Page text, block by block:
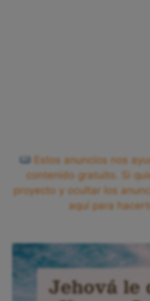
Estos anuncios nos
contenido gratuito. Si
proyecto y ocultar los
aquí para